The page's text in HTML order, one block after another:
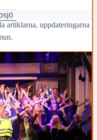
artiklarna, uppdateringarna